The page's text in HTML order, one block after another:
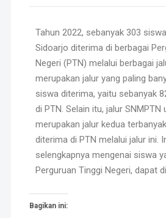
Tahun 2022, sebanyak 303
Sidoarjo diterima di berbagai
Negeri (PTN) melalui berbagai
merupakan jalur yang paling
siswa diterima, yaitu sebanyak
di PTN. Selain itu, jalur SNMPTN
merupakan jalur kedua
diterima di PTN melalui jalur ini.
selengkapnya mengenai siswa
Perguruan Tinggi Negeri, dapat
Bagikan ini: